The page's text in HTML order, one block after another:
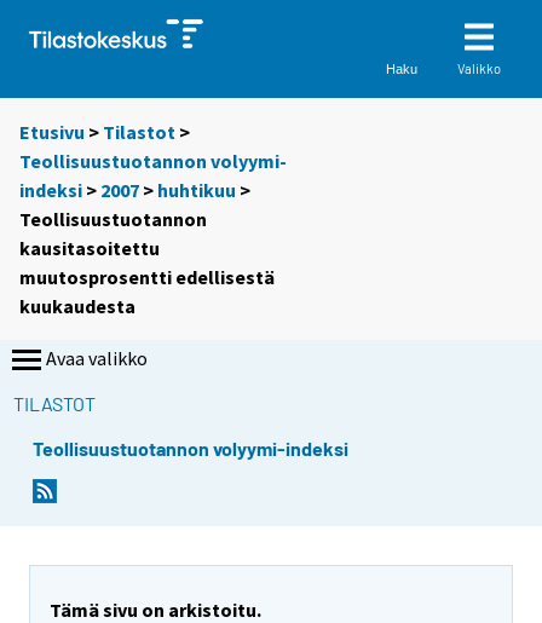
Haku Valikko
Etusivu > Tilastot >
Teollisuustuotannon volyymi-
indeksi > 2007 > huhtikuu >
Teollisuustuotannon
kausitasoitettu
muutosprosentti edellisestä
kuukaudesta
Avaa valikko
TILASTOT
Teollisuustuotannon volyymi-indeksi
Tämä sivu on arkistoitu.